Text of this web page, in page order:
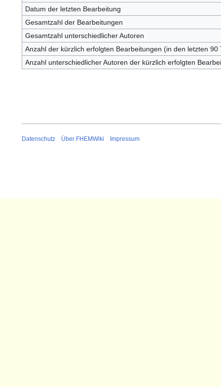
Datum der letzten Bearbeitung
Gesamtzahl der Bearbeitungen
Gesamtzahl unterschiedlicher Autoren
Anzahl der kürzlich erfolgten Bearbeitungen (in den letzten 90
Anzahl unterschiedlicher Autoren der kürzlich erfolgten
Datenschutz Über FHEMWiki Impressum